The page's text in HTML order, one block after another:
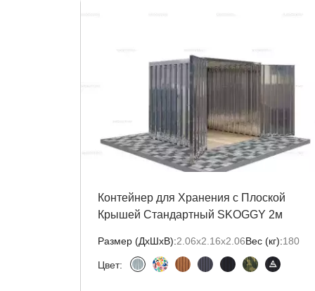
Контейнер для Хранения с Плоской
Крышей Стандартный SKOGGY 2м
Размер (ДxШxВ):2.06х2.16х2.06Вес (кг):180
Цвет: